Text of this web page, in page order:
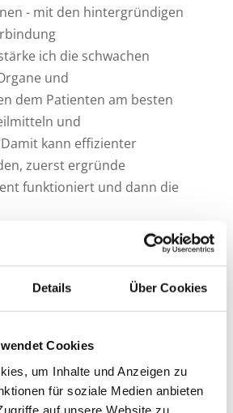
Details Über Cookies
Cookies
um Inhalte und Anzeigen zu
für soziale Medien anbieten
auf unsere Website zu
- mit den hintergründigen
ich die schwachen
und
dem Patienten am besten
und
kann effizienter
zuerst ergründe
funktioniert und dann die
auf den Typ Mensch,
abgestimmt.
auf die
Diese Tradition
als wir denken würden. Sie